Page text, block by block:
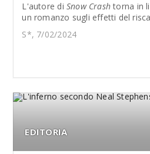
L'autore di Snow Crashtorna in
un romanzo sugli effetti del
S*, 7/02/2024
EDITORIA